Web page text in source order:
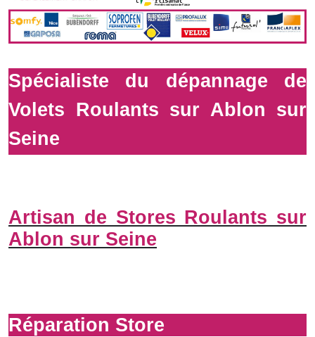
Spécialiste du dépannage de
Volets Roulants sur Ablon sur
Seine
Artisan de Stores Roulants sur
Ablon sur Seine
Réparation Store